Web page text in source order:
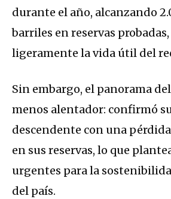
durante el año, alcanzando
barriles en reservas
ligeramente la vida útil del
Sin embargo, el panorama
menos alentador: confirmó
descendente con una
en sus reservas, lo que
urgentes para la
del país.